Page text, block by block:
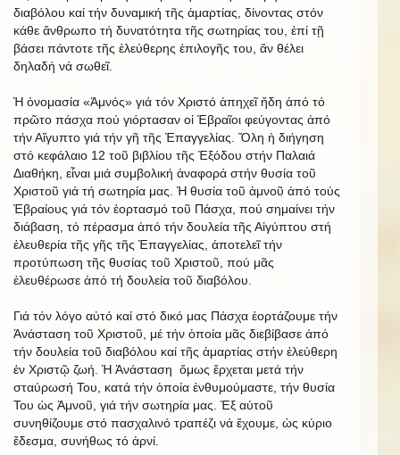
διαβόλου καί τήν δυναμική τῆς ἁμαρτίας, δίνοντας στόν
κάθε ἄνθρωπο τή δυνατότητα τῆς σωτηρίας του, ἐπί τῇ
βάσει πάντοτε τῆς ἐλεύθερης ἐπιλογῆς του, ἄν θέλει
δηλαδή νά σωθεῖ.
Ἡ ὀνομασία «Ἀμνός» γιά τόν Χριστό ἀπηχεῖ ἤδη ἀπό τό
πρῶτο πάσχα πού γιόρτασαν οἱ Ἑβραῖοι φεύγοντας ἀπό
τήν Αἴγυπτο γιά τήν γῆ τῆς Ἐπαγγελίας. Ὅλη ἡ διήγηση
στό κεφάλαιο 12 τοῦ βιβλίου τῆς Ἐξόδου στήν Παλαιά
Διαθήκη, εἶναι μιά συμβολική ἀναφορά στήν θυσία τοῦ
Χριστοῦ γιά τή σωτηρία μας. Ἡ θυσία τοῦ ἀμνοῦ ἀπό τούς
Ἑβραίους γιά τόν ἑορτασμό τοῦ Πάσχα, πού σημαίνει τήν
διάβαση, τό πέρασμα ἀπό τήν δουλεία τῆς Αἰγύπτου στή
ἐλευθερία τῆς γῆς τῆς Ἐπαγγελίας, ἀποτελεῖ τήν
προτύπωση τῆς θυσίας τοῦ Χριστοῦ, πού μᾶς
ἐλευθέρωσε ἀπό τή δουλεία τοῦ διαβόλου.
Γιά τόν λόγο αὐτό καί στό δικό μας Πάσχα ἑορτάζουμε τήν
Ἀνάσταση τοῦ Χριστοῦ, μέ τήν ὁποία μᾶς διεβίβασε ἀπό
τήν δουλεία τοῦ διαβόλου καί τῆς ἁμαρτίας στήν ἐλεύθερη
ἐν Χριστῷ ζωή. Ἡ Ἀνάσταση ὅμως ἔρχεται μετά τήν
σταύρωσή Του, κατά τήν ὁποία ἐνθυμούμαστε, τήν θυσία
Του ὡς Ἀμνοῦ, γιά τήν σωτηρία μας. Ἐξ αὐτοῦ
συνηθίζουμε στό πασχαλινό τραπέζι νά ἔχουμε, ὡς κύριο
ἔδεσμα, συνήθως τό ἀρνί.